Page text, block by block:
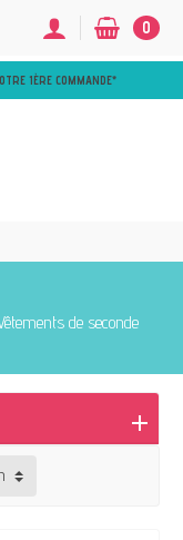
1ÈRE COMMANDE*
0
de seconde